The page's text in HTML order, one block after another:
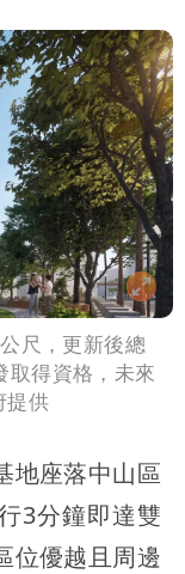
尺，更新後總
取得資格，未來
提供
地座落中山區
3分鐘即達雙
位優越且周邊